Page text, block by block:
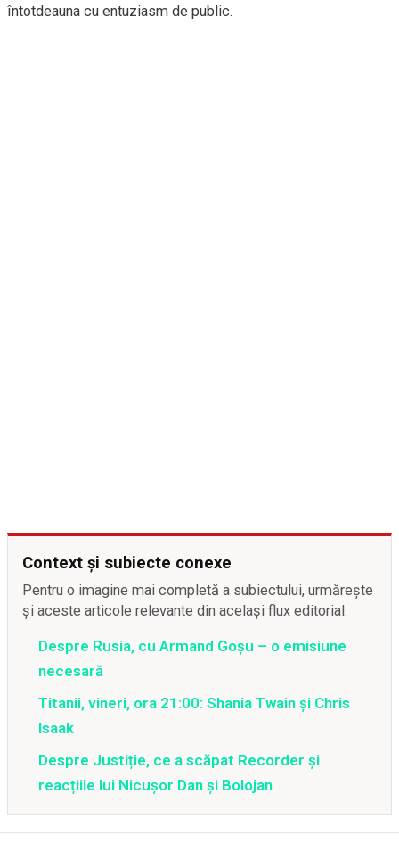
întotdeauna cu entuziasm de public.
Context și subiecte conexe
Pentru o imagine mai completă a subiectului, urmărește
și aceste articole relevante din același flux editorial.
Despre Rusia, cu Armand Goșu – o emisiune
necesară
Titanii, vineri, ora 21:00: Shania Twain și Chris
Isaak
Despre Justiție, ce a scăpat Recorder și
reacțiile lui Nicușor Dan și Bolojan